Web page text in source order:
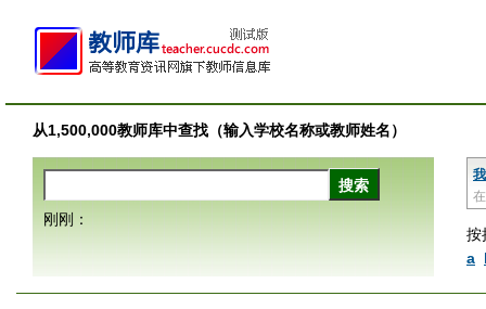
从1,500,000教师库中查找（输入学校名称或教师姓名）
按
a
刚刚：